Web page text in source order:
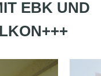
EBK UND